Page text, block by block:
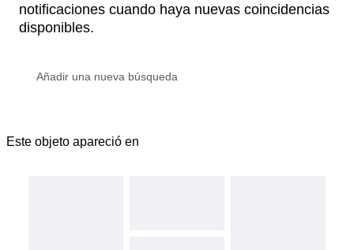
notificaciones cuando haya nuevas coincidencias
disponibles.
Este objeto apareció en